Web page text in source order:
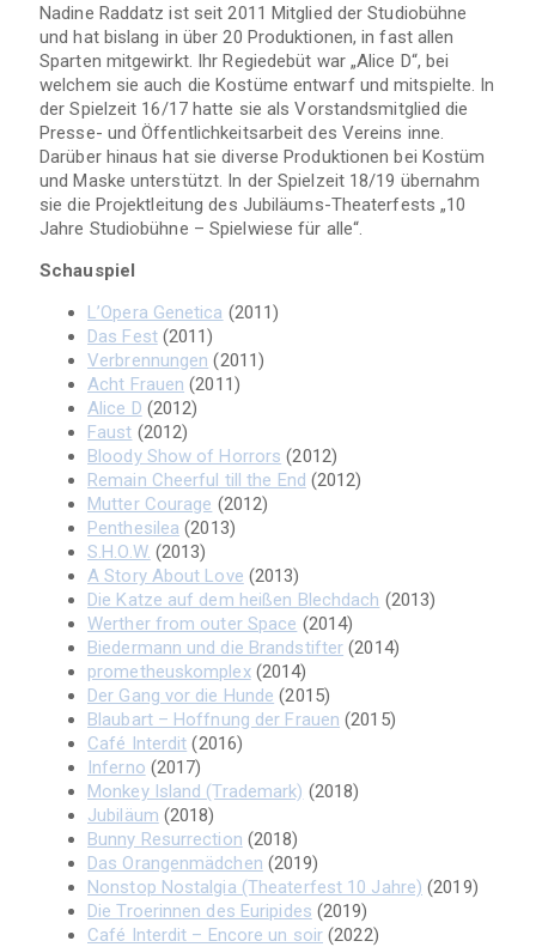
Nadine Raddatz ist seit 2011 Mitglied der Studiobühne
und hat bislang in über 20 Produktionen, in fast allen
Sparten mitgewirkt. Ihr Regiedebüt war „Alice D“, bei
welchem sie auch die Kostüme entwarf und mitspielte. In
der Spielzeit 16/17 hatte sie als Vorstandsmitglied die
Presse- und Öffentlichkeitsarbeit des Vereins inne.
Darüber hinaus hat sie diverse Produktionen bei Kostüm
und Maske unterstützt. In der Spielzeit 18/19 übernahm
sie die Projektleitung des Jubiläums-Theaterfests „10
Jahre Studiobühne – Spielwiese für alle“.
Schauspiel
L’Opera Genetica (2011)
Das Fest(2011)
Verbrennungen (2011)
Acht Frauen (2011)
Alice D (2012)
Faust (2012)
Bloody Show of Horrors (2012)
Remain Cheerful till the End (2012)
Mutter Courage (2012)
Penthesilea (2013)
S.H.O.W. (2013)
A Story About Love (2013)
Die Katze auf dem heißen Blechdach (2013)
Werther from outer Space (2014)
Biedermann und die Brandstifter (2014)
prometheuskomplex(2014)
Der Gang vor die Hunde (2015)
Blaubart – Hoffnung der Frauen (2015)
Café Interdit (2016)
Inferno (2017)
Monkey Island (Trademark) (2018)
Jubiläum (2018)
Bunny Resurrection (2018)
Das Orangenmädchen (2019)
Nonstop Nostalgia (Theaterfest 10 Jahre) (2019)
Die Troerinnen des Euripides (2019)
Café Interdit – Encore un soir (2022)